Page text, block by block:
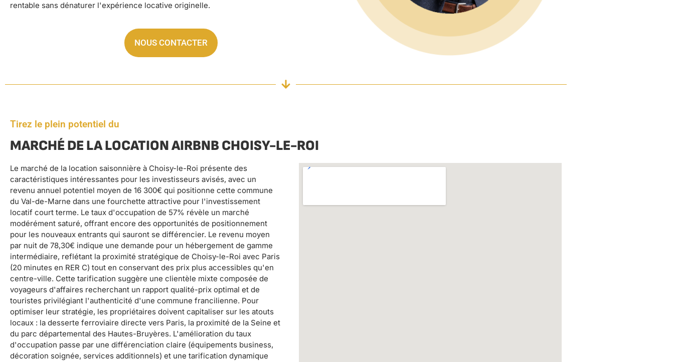
rentable sans dénaturer l'expérience locative originelle.
NOUS CONTACTER
Tirez le plein potentiel du
MARCHÉ DE LA LOCATION AIRBNB CHOISY-LE-ROI
Le marché de la location saisonnière à Choisy-le-Roi présente des
caractéristiques intéressantes pour les investisseurs avisés, avec un
revenu annuel potentiel moyen de 16 300€ qui positionne cette commune
du Val-de-Marne dans une fourchette attractive pour l'investissement
locatif court terme. Le taux d'occupation de 57% révèle un marché
modérément saturé, offrant encore des opportunités de positionnement
pour les nouveaux entrants qui sauront se différencier. Le revenu moyen
par nuit de 78,30€ indique une demande pour un hébergement de gamme
intermédiaire, reflétant la proximité stratégique de Choisy-le-Roi avec Paris
(20 minutes en RER C) tout en conservant des prix plus accessibles qu'en
centre-ville. Cette tarification suggère une clientèle mixte composée de
voyageurs d'affaires recherchant un rapport qualité-prix optimal et de
touristes privilégiant l'authenticité d'une commune francilienne. Pour
optimiser leur stratégie, les propriétaires doivent capitaliser sur les atouts
locaux : la desserte ferroviaire directe vers Paris, la proximité de la Seine et
du parc départemental des Hautes-Bruyères. L'amélioration du taux
d'occupation passe par une différenciation claire (équipements business,
décoration soignée, services additionnels) et une tarification dynamique